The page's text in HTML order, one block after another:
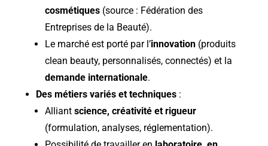
cosmétiques (source : Fédération des
Entreprises de la Beauté).
Le marché est porté par l’innovation (produits
clean beauty, personnalisés, connectés) et la
demande internationale.
Des métiers variés et techniques :
Alliant science, créativité et rigueur
(formulation, analyses, réglementation).